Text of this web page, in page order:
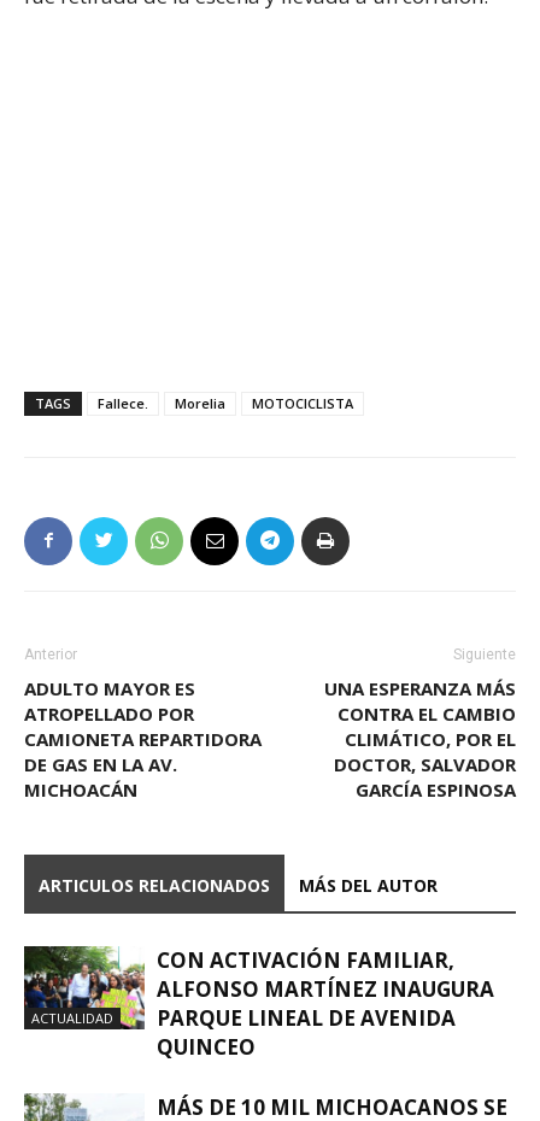
TAGS Fallece. Morelia MOTOCICLISTA
Anterior
ADULTO MAYOR ES
ATROPELLADO POR
CAMIONETA REPARTIDORA
DE GAS EN LA AV.
MICHOACÁN
Siguiente
UNA ESPERANZA MÁS
CONTRA EL CAMBIO
CLIMÁTICO, POR EL
DOCTOR, SALVADOR
GARCÍA ESPINOSA
ARTICULOS RELACIONADOS MÁS DEL AUTOR
ACTUALIDAD
CON ACTIVACIÓN FAMILIAR,
ALFONSO MARTÍNEZ INAUGURA
PARQUE LINEAL DE AVENIDA
QUINCEO
MÁS DE 10 MIL MICHOACANOS SE